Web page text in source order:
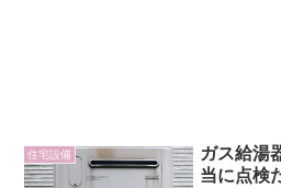
住宅設備
ガス給湯
当に点検